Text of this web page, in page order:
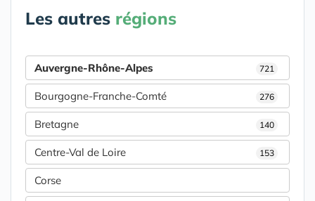
Les autres régions
Auvergne-Rhône-Alpes 721
Bourgogne-Franche-Comté 276
Bretagne 140
Centre-Val de Loire 153
Corse